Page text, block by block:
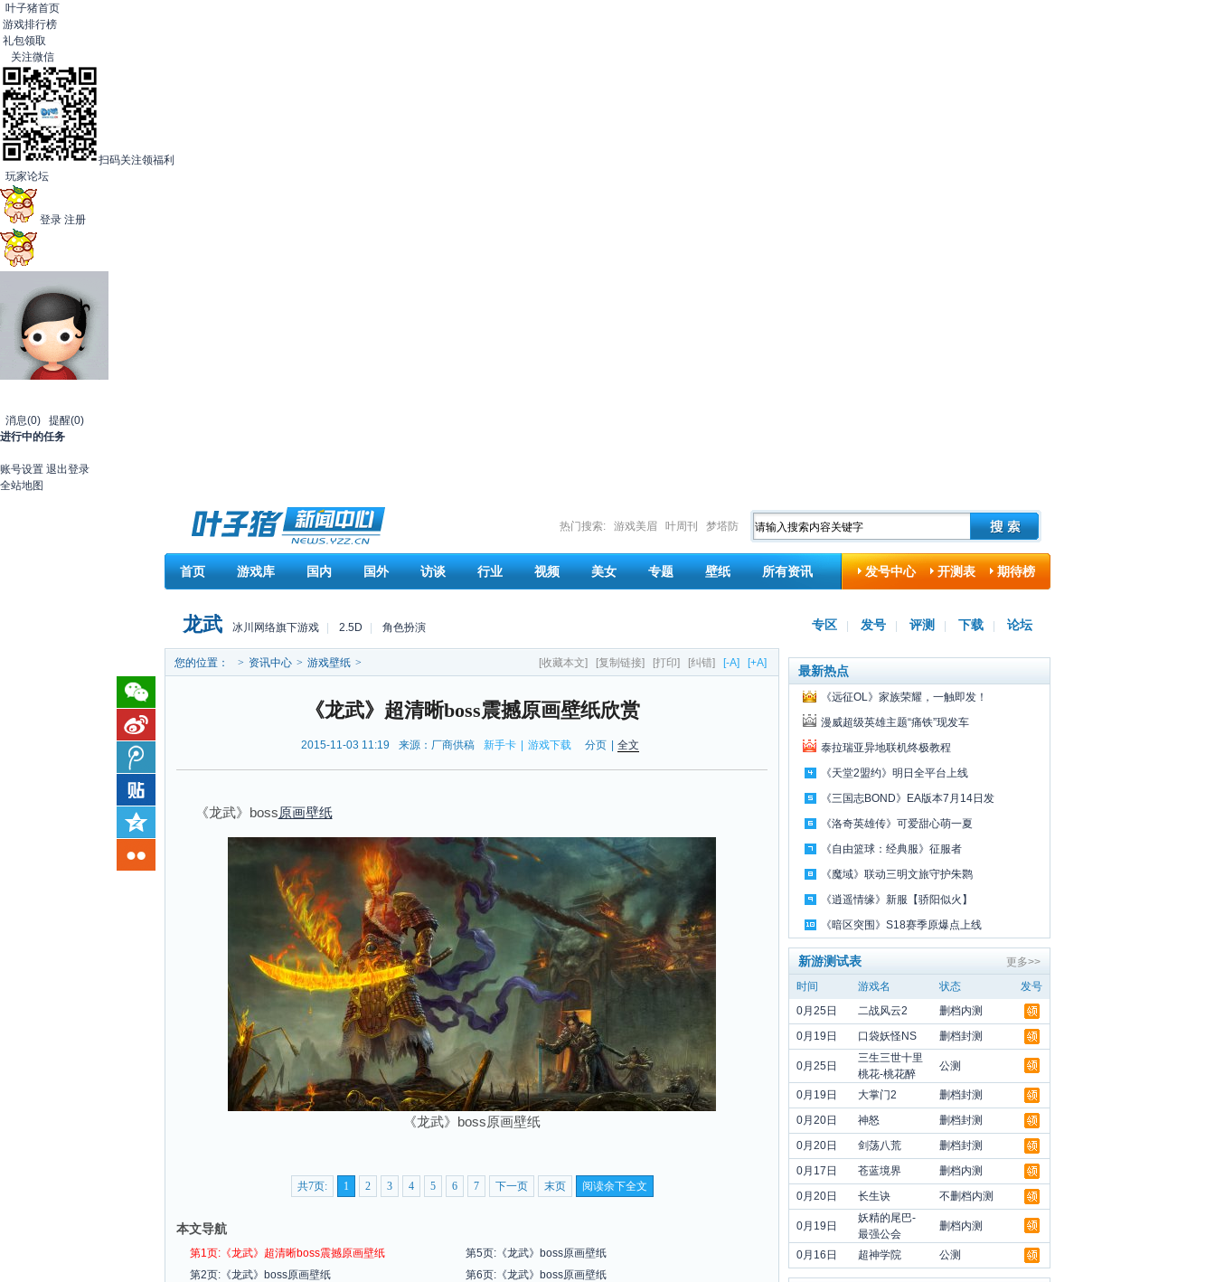
叶子猪首页
游戏排行榜
礼包领取
关注微信
扫码关注领福利
玩家论坛
登录 注册
消息(0) 提醒(0)
进行中的任务
账号设置 退出登录
全站地图
热门搜索: 游戏美眉 叶周刊 梦塔防
首页 游戏库 国内 国外 访谈 行业 视频 美女 专题 壁纸 所有资讯 发号中心 开测表 期待榜
龙武 冰川网络旗下游戏 2.5D 角色扮演 专区 发号 评测 下载 论坛
您的位置： > 资讯中心 > 游戏壁纸 > [收藏本文] [复制链接] [打印] [纠错] [-A] [+A]
《龙武》超清晰boss震撼原画壁纸欣赏
2015-11-03 11:19 来源：厂商供稿 新手卡 游戏下载 分页 全文
《龙武》boss原画壁纸
《龙武》boss原画壁纸
共7页: 1 2 3 4 5 6 7 下一页 末页 阅读余下全文
本文导航
第1页:《龙武》超清晰boss震撼原画壁纸
第5页:《龙武》boss原画壁纸
第2页:《龙武》boss原画壁纸
第6页:《龙武》boss原画壁纸
最新热点
《远征OL》家族荣耀，一触即发！
漫威超级英雄主题“痛铁”现发车
泰拉瑞亚异地联机终极教程
《天堂2盟约》明日全平台上线
《三国志BOND》EA版本7月14日发
《洛奇英雄传》可爱甜心萌一夏
《自由篮球：经典服》征服者
《魔域》联动三明文旅守护朱鹮
《逍遥情缘》新服【骄阳似火】
《暗区突围》S18赛季原爆点上线
新游测试表
更多>>
时间
游戏名 状态
发号
0月25日
二战风云2 删档内测
领
0月19日 口袋妖怪NS 删档封测
0月25日
三生三世十里
桃花-桃花醉
公测
0月19日 大掌门2 删档封测
0月20日 神怒 删档封测
0月20日 剑荡八荒 删档封测
0月17日 苍蓝境界 删档内测
0月20日 长生诀 不删档内测
0月19日
妖精的尾巴-
最强公会
删档内测
0月16日 超神学院 公测